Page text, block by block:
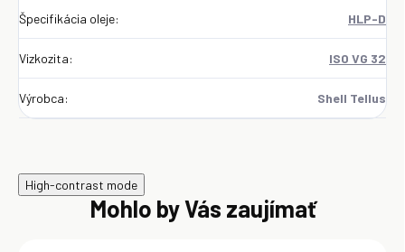
Špecifikácia oleje: HLP-D
Vizkozita: ISO VG 32
Výrobca: Shell Tellus
High-contrast mode
Mohlo by Vás zaujímať